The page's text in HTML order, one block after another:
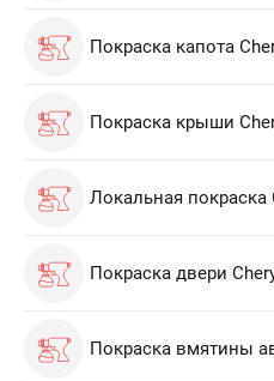
Покраска капота
Покраска крыши
Локальная покраска
Покраска двери
Покраска вмятины